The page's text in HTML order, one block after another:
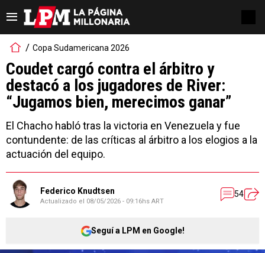
Copa Sudamericana 2026
Coudet cargó contra el árbitro y
destacó a los jugadores de River:
“Jugamos bien, merecimos ganar”
El Chacho habló tras la victoria en Venezuela y fue
contundente: de las críticas al árbitro a los elogios a la
actuación del equipo.
Federico Knudtsen
Actualizado el 08/05/2026 - 09:16hs ART
54
Seguí a LPM en Google!